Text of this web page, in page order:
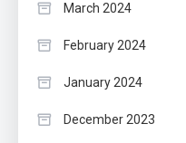
March 2024
February 2024
January 2024
December 2023